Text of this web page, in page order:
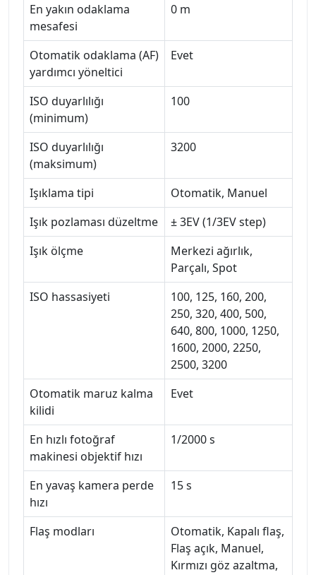
En yakın odaklama
mesafesi
0 m
Otomatik odaklama (AF)
yardımcı yöneltici
Evet
ISO duyarlılığı
(minimum)
100
ISO duyarlılığı
(maksimum)
3200
Işıklama tipi
Otomatik, Manuel
Işık pozlaması düzeltme
± 3EV (1/3EV step)
Işık ölçme
Merkezi ağırlık,
Parçalı, Spot
ISO hassasiyeti
100, 125, 160, 200,
250, 320, 400, 500,
640, 800, 1000, 1250,
1600, 2000, 2250,
2500, 3200
Otomatik maruz kalma
kilidi
Evet
En hızlı fotoğraf
makinesi objektif hızı
1/2000 s
En yavaş kamera perde
hızı
15 s
Flaş modları
Otomatik, Kapalı flaş,
Flaş açık, Manuel,
Kırmızı göz azaltma,